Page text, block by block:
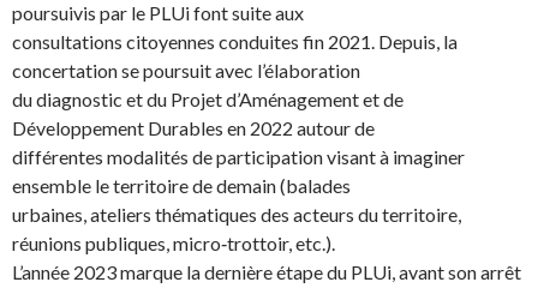
poursuivis par le PLUi font suite aux
consultations citoyennes conduites fin 2021. Depuis, la
concertation se poursuit avec l’élaboration
du diagnostic et du Projet d’Aménagement et de
Développement Durables en 2022 autour de
différentes modalités de participation visant à imaginer
ensemble le territoire de demain (balades
urbaines, ateliers thématiques des acteurs du territoire,
réunions publiques, micro‐trottoir, etc.).
L’année 2023 marque la dernière étape du PLUi, avant son arrêt